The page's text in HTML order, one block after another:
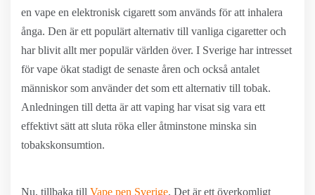
en vape en elektronisk cigarett som används för att inhalera
ånga. Den är ett populärt alternativ till vanliga cigaretter och
har blivit allt mer populär världen över. I Sverige har intresset
för vape ökat stadigt de senaste åren och också antalet
människor som använder det som ett alternativ till tobak.
Anledningen till detta är att vaping har visat sig vara ett
effektivt sätt att sluta röka eller åtminstone minska sin
tobakskonsumtion.
Nu, tillbaka till Vape pen Sverige. Det är ett överkomligt